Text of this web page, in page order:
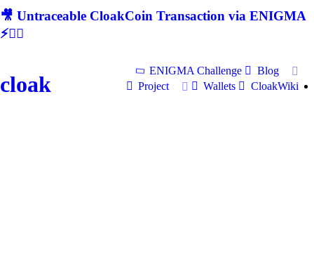
🎥 Untraceable CloakCoin Transaction via ENIGMA
⚡🕵‍♂
cloak
ENIGMA Challenge
Blog
Project
Wallets CloakWiki